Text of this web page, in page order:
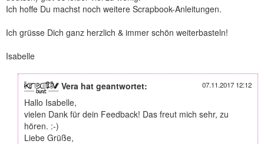
Ich hoffe Du machst noch weitere Scrapbook-Anleitungen.
Ich grüsse Dich ganz herzlich & immer schön weiterbasteln!
Isabelle
Vera hat geantwortet: 07.11.2017 12:12
Hallo Isabelle,
vielen Dank für dein Feedback! Das freut mich sehr, zu
hören. :-)
Liebe Grüße,